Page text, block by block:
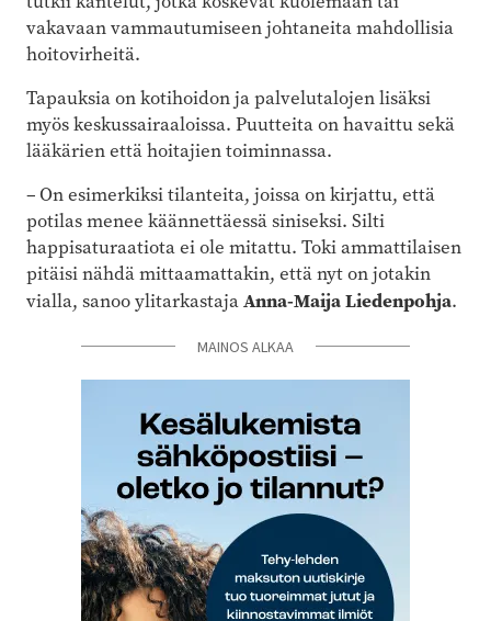
vakavaan vammautumiseen johtaneita mahdollisia
hoitovirheitä.
Tapauksia on kotihoidon ja palvelutalojen lisäksi
myös keskussairaaloissa. Puutteita on havaittu sekä
lääkärien että hoitajien toiminnassa.
– On esimerkiksi tilanteita, joissa on kirjattu, että
potilas menee käännettäessä siniseksi. Silti
happisaturaatiota ei ole mitattu. Toki ammattilaisen
pitäisi nähdä mittaamattakin, että nyt on jotakin
vialla, sanoo ylitarkastajaAnna-Maija Liedenpohja.
MAINOS ALKAA